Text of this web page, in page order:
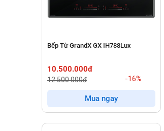
Bếp Từ GrandX GX IH788Lux
10.500.000đ
12.500.000đ -16%
Mua ngay